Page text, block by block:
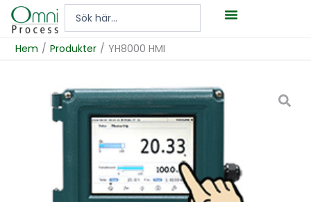
Hoppa
Search
Hem / Produkter / YH8000 HMI